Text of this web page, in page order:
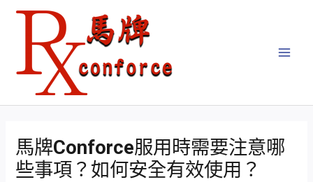
容
馬牌Conforce服用時需要注意哪
些事項？如何安全有效使用？
Post